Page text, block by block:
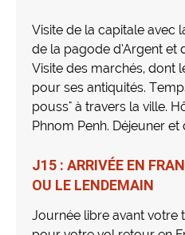
Visite de la capitale avec
de la pagode d’Argent et
Visite des marchés, dont
pour ses antiquités.
pouss" à travers la ville.
Phnom Penh. Déjeuner et
J15 : ARRIVÉE EN
OU LE LENDEMAIN
Journée libre avant votre